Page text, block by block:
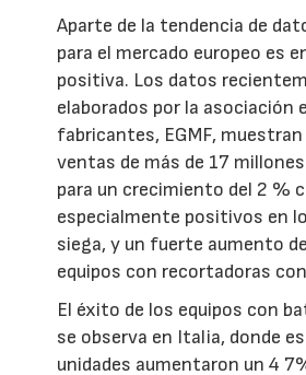
Aparte de la tendencia de
para el mercado europeo es
positiva. Los datos
elaborados por la asociación
fabricantes, EGMF,
ventas de más de 17
para un crecimiento del 2 %
especialmente positivos en
siega, y un fuerte aumento
equipos con recortadoras
El éxito de los equipos con
se observa en Italia, donde
unidades aumentaron un 4